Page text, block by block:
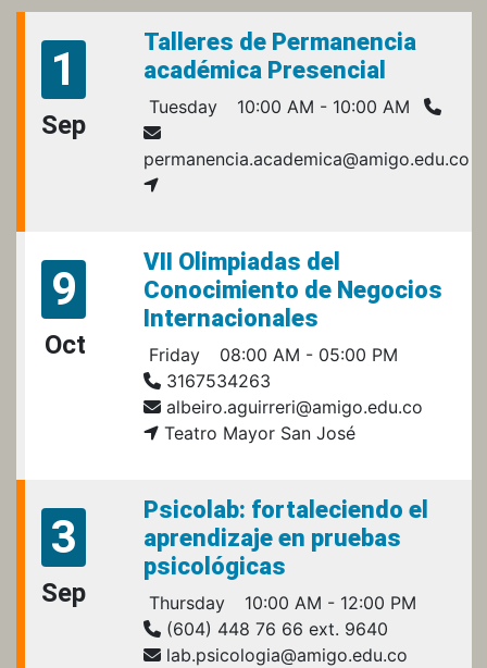
1
Sep
Talleres de Permanencia
académica Presencial
Tuesday 10:00 AM - 10:00 AM
permanencia.academica@amigo.edu.co
9
Oct
VII Olimpiadas del
Conocimiento de Negocios
Internacionales
Friday
08:00 AM - 05:00 PM
3167534263
albeiro.aguirreri@amigo.edu.co
Teatro Mayor San José
3
Sep
Psicolab: fortaleciendo el
aprendizaje en pruebas
psicológicas
Thursday
10:00 AM - 12:00 PM
(604) 448 76 66 ext. 9640
lab.psicologia@amigo.edu.co